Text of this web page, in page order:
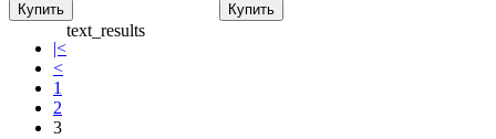
Купить Купить
|<
<
1
2
3
text_results